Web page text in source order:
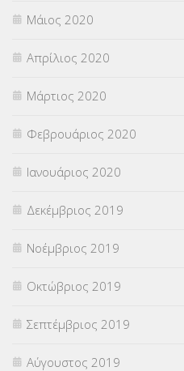
Μάιος 2020
Απρίλιος 2020
Μάρτιος 2020
Φεβρουάριος 2020
Ιανουάριος 2020
Δεκέμβριος 2019
Νοέμβριος 2019
Οκτώβριος 2019
Σεπτέμβριος 2019
Αύγουστος 2019